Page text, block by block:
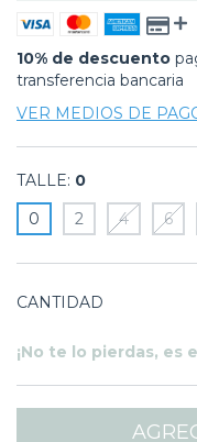
10% de descuento
transferencia bancaria
VER MEDIOS DE
TALLE: 0
0
2 4 6
CANTIDAD
¡No te lo pierdas, es